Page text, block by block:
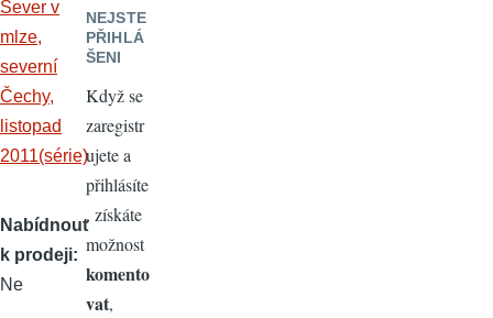
Nabídnout
k prodeji
Ne
NEJSTE
PŘIHLÁ
ŠENI
Když se
zaregistr
ujete a
přihlásíte
, získáte
možnost
komento
vat,